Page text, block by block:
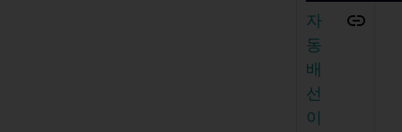
자
동
배
선
이